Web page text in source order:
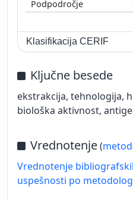
Klasifikacija CERIF
Ključne besede
ekstrakcija, tehnologija,
biološka aktivnost,
Vrednotenje(
Vrednotenje
uspešnosti po